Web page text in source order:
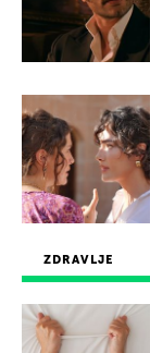
ZDRAVLJE